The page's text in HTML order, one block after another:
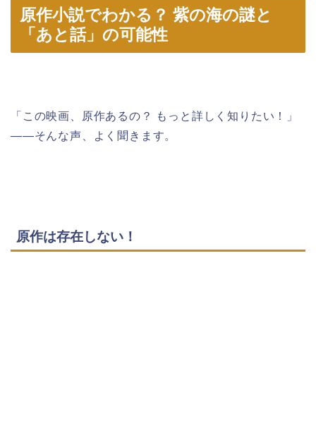
原作小説でわかる？ 紫の海の謎と
「あと話」の可能性
「この映画、原作あるの？ もっと詳しく知りたい！」
――そんな声、よく聞きます。
原作は存在しない！